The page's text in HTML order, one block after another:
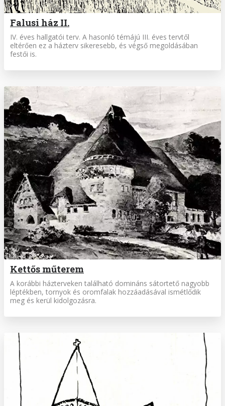
Falusi ház II.
IV. éves hallgatói terv. A hasonló témájú III. éves tervtől
eltérően ez a házterv sikeresebb, és végső megoldásában
festői is.
Kettős műterem
A korábbi házterveken található domináns sátortető nagyobb
léptékben, tornyok és oromfalak hozzáadásával ismétlődik
meg és kerül kidolgozásra.